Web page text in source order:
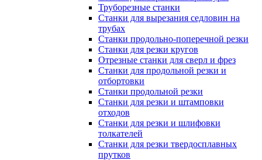
Труборезные станки
Станки для вырезания седловин на
трубаx
Станки продольно-поперечной резки
Станки для резки кругов
Отрезные станки для сверл и фрез
Станки для продольной резки и
отбортовки
Станки продольной резки
Станки для резки и штамповки
отходов
Станки для резки и шлифовки
толкателей
Станки для резки твердосплавных
прутков